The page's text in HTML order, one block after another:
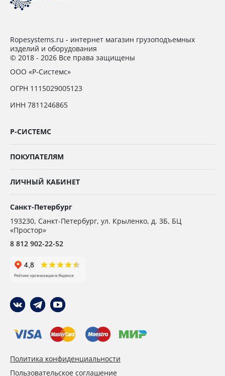
Ropesystems.ru - интернет магазин грузоподъемных
изделий и оборудования
© 2018 - 2026 Все права защищены
ООО «Р-Системс»
ОГРН 1115029005123
ИНН 7811246865
Р-СИСТЕМС
ПОКУПАТЕЛЯМ
ЛИЧНЫЙ КАБИНЕТ
Санкт-Петербург
193230, Санкт-Петербург, ул. Крыленко, д. 3Б, БЦ
«Простор»
8 812 902-22-52
Политика конфиденциальности
Пользовательское соглашение